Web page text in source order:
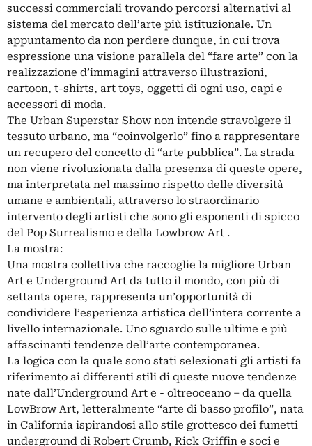
successi commerciali trovando percorsi alternativi al
sistema del mercato dell’arte più istituzionale. Un
appuntamento da non perdere dunque, in cui trova
espressione una visione parallela del “fare arte” con la
realizzazione d’immagini attraverso illustrazioni,
cartoon, t-shirts, art toys, oggetti di ogni uso, capi e
accessori di moda.
The Urban Superstar Show non intende stravolgere il
tessuto urbano, ma “coinvolgerlo” fino a rappresentare
un recupero del concetto di “arte pubblica”. La strada
non viene rivoluzionata dalla presenza di queste opere,
ma interpretata nel massimo rispetto delle diversità
umane e ambientali, attraverso lo straordinario
intervento degli artisti che sono gli esponenti di spicco
del Pop Surrealismo e della Lowbrow Art .
La mostra:
Una mostra collettiva che raccoglie la migliore Urban
Art e Underground Art da tutto il mondo, con più di
settanta opere, rappresenta un’opportunità di
condividere l’esperienza artistica dell’intera corrente a
livello internazionale. Uno sguardo sulle ultime e più
affascinanti tendenze dell’arte contemporanea.
La logica con la quale sono stati selezionati gli artisti fa
riferimento ai differenti stili di queste nuove tendenze
nate dall’Underground Art e - oltreoceano – da quella
LowBrow Art, letteralmente “arte di basso profilo”, nata
in California ispirandosi allo stile grottesco dei fumetti
underground di Robert Crumb, Rick Griffin e soci e